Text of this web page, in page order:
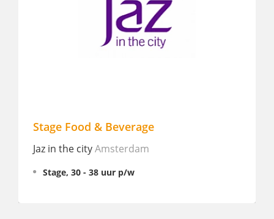
Stage Food & Beverage
Jaz in the cityAmsterdam
Stage, 30 - 38 uur p/w